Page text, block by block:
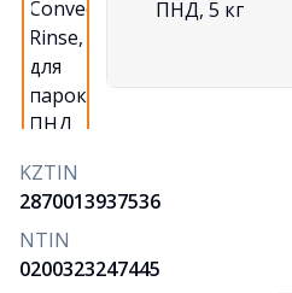
KZTIN
2870013937536
NTIN
0200323247445